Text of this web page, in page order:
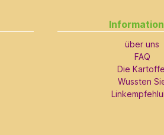
über uns
FAQ
Die
Wussten